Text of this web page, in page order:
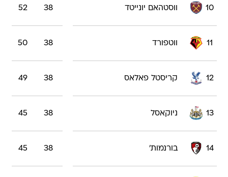
10 ווסטהאם יונייטד 38
52
11 ווטפורד 38
50
12 קריסטל פאלאס 38
49
13 ניוקאסל 38
45
14 בורנמות' 38
45